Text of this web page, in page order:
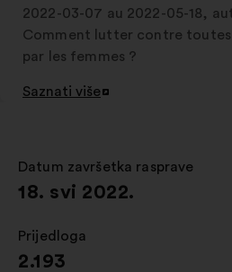
2022-03-07 au 2022-05-18,
Comment lutter contre toutes
par les femmes ?
Saznati više
Otvori
kartici
Datum završetka rasprave
:
18. svi 2022.
Prijedloga
:
2.193